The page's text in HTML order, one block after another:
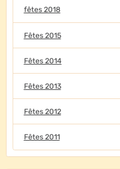
fêtes 2018
Fêtes 2015
Fêtes 2014
Fêtes 2013
Fêtes 2012
Fêtes 2011